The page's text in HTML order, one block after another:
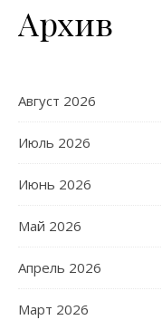
Архив
Август 2026
Июль 2026
Июнь 2026
Май 2026
Апрель 2026
Март 2026